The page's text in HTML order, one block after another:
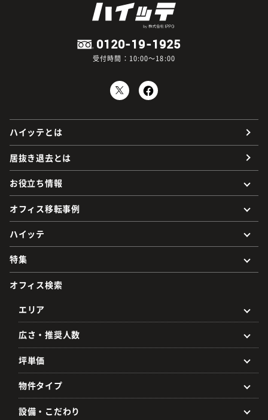
0120-19-1925
受付時間：10:00～18:00
ハイッテとは
居抜き退去とは
お役立ち情報
オフィス移転事例
ハイッテ
特集
オフィス検索
エリア
広さ・推奨人数
坪単価
物件タイプ
設備・こだわり